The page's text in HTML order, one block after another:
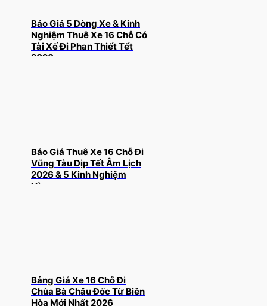
Báo Giá 5 Dòng Xe & Kinh
Nghiệm Thuê Xe 16 Chỗ Có
Tài Xế Đi Phan Thiết Tết
2026
Báo Giá Thuê Xe 16 Chỗ Đi
Vũng Tàu Dịp Tết Âm Lịch
2026 & 5 Kinh Nghiệm
Vàng
Bảng Giá Xe 16 Chỗ Đi
Chùa Bà Châu Đốc Từ Biên
Hòa Mới Nhất 2026